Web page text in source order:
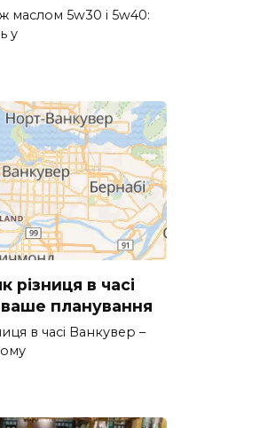
маслом 5w30 і 5w40:
у
різниця в часі
планування
в часі Ванкувер –